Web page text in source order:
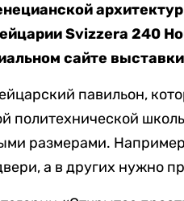
Svizzera 240
сайте
павильон,
политехнической
размерами.
а в других нужно